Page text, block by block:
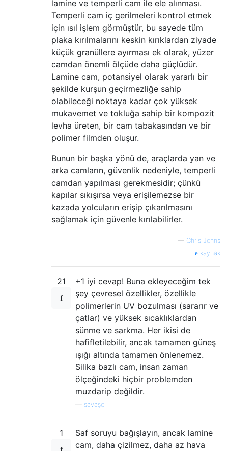
lamine ve temperli cam ile ele alınması.
Temperli cam iç gerilmeleri kontrol etmek
için ısıl işlem görmüştür, bu sayede tüm
plaka kırılmalarını keskin kırıklardan ziyade
küçük granüllere ayırması ek olarak, yüzer
camdan önemli ölçüde daha güçlüdür.
Lamine cam, potansiyel olarak yararlı bir
şekilde kurşun geçirmezliğe sahip
olabileceği noktaya kadar çok yüksek
mukavemet ve tokluğa sahip bir kompozit
levha üreten, bir cam tabakasından ve bir
polimer filmden oluşur.
Bunun bir başka yönü de, araçlarda yan ve
arka camların, güvenlik nedeniyle, temperli
camdan yapılması gerekmesidir; çünkü
kapılar sıkışırsa veya erişilemezse bir
kazada yolcuların erişip çıkarılmasını
sağlamak için güvenle kırılabilirler.
— Chris Johns
kaynak
21
+1 iyi cevap! Buna ekleyeceğim tek
şey çevresel özellikler, özellikle
polimerlerin UV bozulması (sararır ve
çatlar) ve yüksek sıcaklıklardan
sünme ve sarkma. Her ikisi de
hafifletilebilir, ancak tamamen güneş
ışığı altında tamamen önlenemez.
Silika bazlı cam, insan zaman
ölçeğindeki hiçbir problemden
muzdarip değildir.
savaşçı
1
Saf soruyu bağışlayın, ancak lamine
cam, daha çizilmez, daha az hava